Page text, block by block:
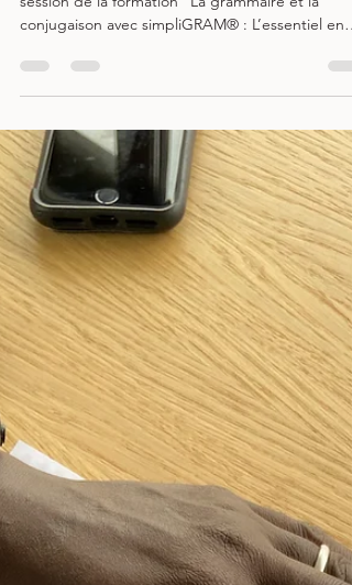
Muriel CHAULET et moi vous proposons une
conjugaison avec simpliGRAM® : L’essentiel en
trois jours" à Paris pendant les vacances de la
Paris Durée : 21 heures Tarif : 750 € / 850 € (si
financement OPCO ou entreprise) Nombre de
places : 12 (session garantie à partir de 6
personnes) Programme : Cette formation
s’adresse aux : - orthophonistes ou étudiants en
orthophonie ; - orthopé